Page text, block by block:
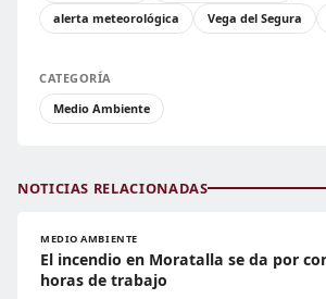
alerta meteorológica
Vega del Segura
CATEGORÍA
Medio Ambiente
NOTICIAS RELACIONADAS
MEDIO AMBIENTE
El incendio en Moratalla se da por
horas de trabajo